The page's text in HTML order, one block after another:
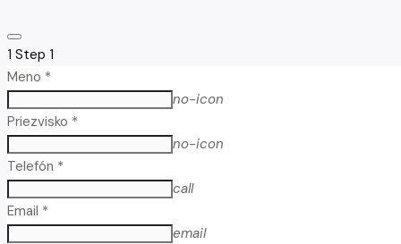
1 Step 1
Meno *
no-icon
Priezvisko *
no-icon
Telefón *
call
Email *
email